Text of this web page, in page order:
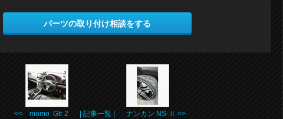
パーツの取り付け相談をする
<< momo Gtr 2 | 記事一覧 | ナンカン NS-Ⅱ >>